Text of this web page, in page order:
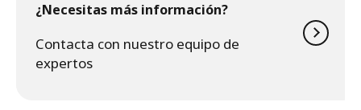
¿Necesitas más información?
Contacta con nuestro equipo de
expertos